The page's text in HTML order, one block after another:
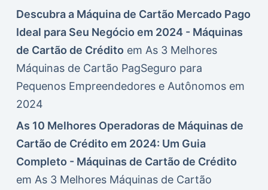
Descubra a Máquina de Cartão Mercado Pago
Ideal para Seu Negócio em 2024 - Máquinas
de Cartão de Crédito em As 3 Melhores
Máquinas de Cartão PagSeguro para
Pequenos Empreendedores e Autônomos em
2024
As 10 Melhores Operadoras de Máquinas de
Cartão de Crédito em 2024: Um Guia
Completo - Máquinas de Cartão de Crédito
em As 3 Melhores Máquinas de Cartão